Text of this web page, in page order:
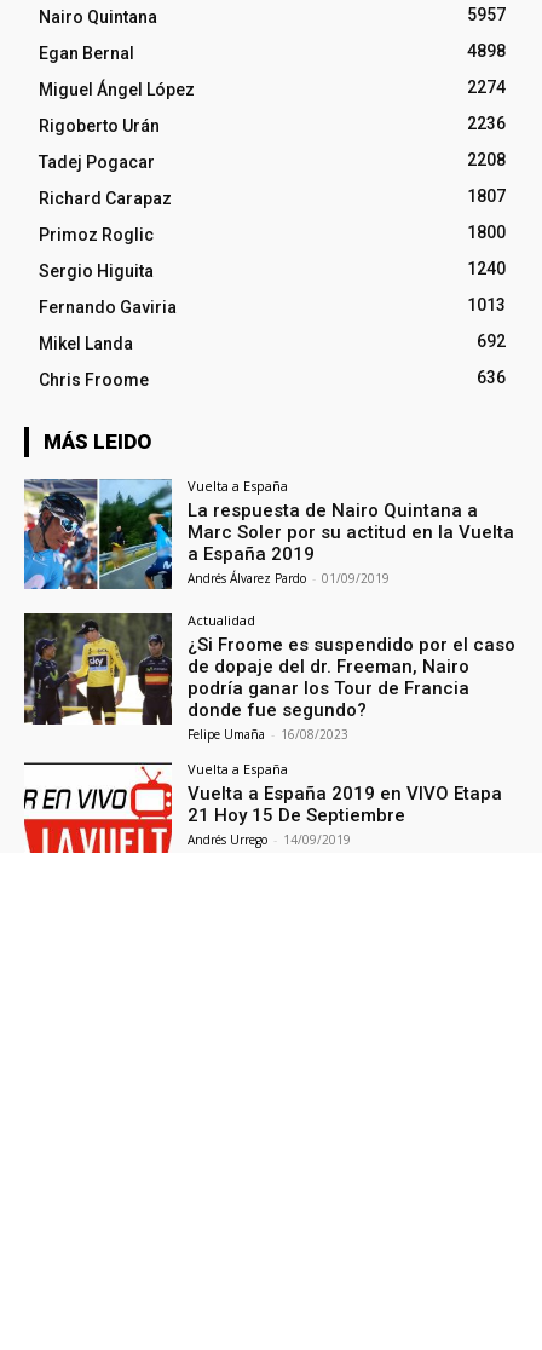
Nairo Quintana
5957
Egan Bernal
4898
Miguel Ángel López
2274
Rigoberto Urán
2236
Tadej Pogacar
2208
Richard Carapaz
1807
Primoz Roglic
1800
Sergio Higuita
1240
Fernando Gaviria
1013
Mikel Landa
692
Chris Froome
636
MÁS LEIDO
Vuelta a España
La respuesta de Nairo Quintana a
Marc Soler por su actitud en la Vuelta
a España 2019
Andrés Álvarez Pardo - 01/09/2019
Actualidad
¿Si Froome es suspendido por el caso
de dopaje del dr. Freeman, Nairo
podría ganar los Tour de Francia
donde fue segundo?
Felipe Umaña - 16/08/2023
Vuelta a España
Vuelta a España 2019 en VIVO Etapa
21 Hoy 15 De Septiembre
Andrés Urrego - 14/09/2019